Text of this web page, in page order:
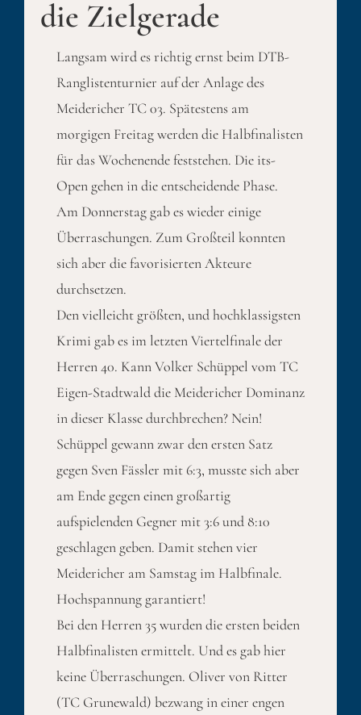
die Zielgerade
Langsam wird es richtig ernst beim DTB-
Ranglistenturnier auf der Anlage des
Meidericher TC 03. Spätestens am
morgigen Freitag werden die Halbfinalisten
für das Wochenende feststehen. Die its-
Open gehen in die entscheidende Phase.
Am Donnerstag gab es wieder einige
Überraschungen. Zum Großteil konnten
sich aber die favorisierten Akteure
durchsetzen.
Den vielleicht größten, und hochklassigsten
Krimi gab es im letzten Viertelfinale der
Herren 40. Kann Volker Schüppel vom TC
Eigen-Stadtwald die Meidericher Dominanz
in dieser Klasse durchbrechen? Nein!
Schüppel gewann zwar den ersten Satz
gegen Sven Fässler mit 6:3, musste sich aber
am Ende gegen einen großartig
aufspielenden Gegner mit 3:6 und 8:10
geschlagen geben. Damit stehen vier
Meidericher am Samstag im Halbfinale.
Hochspannung garantiert!
Bei den Herren 35 wurden die ersten beiden
Halbfinalisten ermittelt. Und es gab hier
keine Überraschungen. Oliver von Ritter
(TC Grunewald) bezwang in einer engen